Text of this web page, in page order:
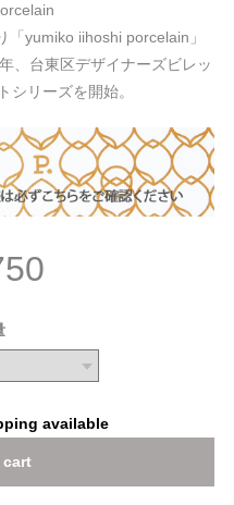
yumiko iihoshi porcelain」
、台東区デザイナーズビレッ
シリーズを開始。
available
cart